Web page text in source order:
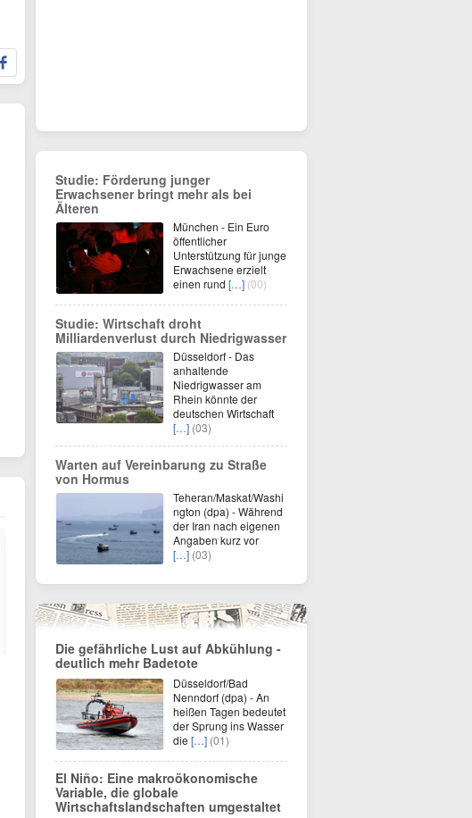
Studie: Förderung junger
Erwachsener bringt mehr als bei
Älteren
München - Ein Euro
öffentlicher
Unterstützung für junge
Erwachsene erzielt
einen rund […] (00)
Studie: Wirtschaft droht
Milliardenverlust durch Niedrigwasser
Düsseldorf - Das
anhaltende
Niedrigwasser am
Rhein könnte der
deutschen Wirtschaft
[…] (03)
Warten auf Vereinbarung zu Straße
von Hormus
Teheran/Maskat/Washi
ngton (dpa) - Während
der Iran nach eigenen
Angaben kurz vor
[…] (03)
Die gefährliche Lust auf Abkühlung -
deutlich mehr Badetote
Düsseldorf/Bad
Nenndorf (dpa) - An
heißen Tagen bedeutet
der Sprung ins Wasser
die […] (01)
El Niño: Eine makroökonomische
Variable, die globale
Wirtschaftslandschaften umgestaltet